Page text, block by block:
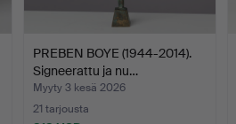
PREBEN BOYE (1944-2014).
Signeerattu ja nu…
Myyty 3 kesä 2026
21 tarjousta